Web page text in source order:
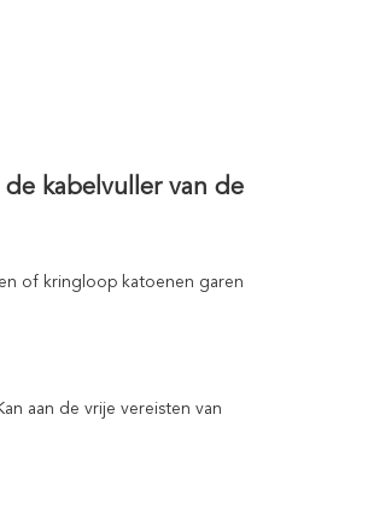
kabelvuller van de
of kringloop katoenen garen
aan de vrije vereisten van